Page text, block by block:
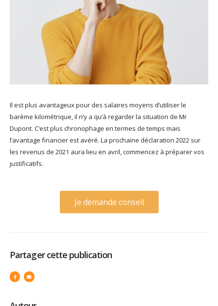
Il est plus avantageux pour des salaires moyens d’utiliser le
barème kilométrique, il n’y a qu’à regarder la situation de Mr
Dupont. C’est plus chronophage en termes de temps mais
l’avantage financier est avéré. La prochaine déclaration 2022 sur
les revenus de 2021 aura lieu en avril, commencez à préparer vos
justificatifs.
Je demande conseil
Partager cette publication